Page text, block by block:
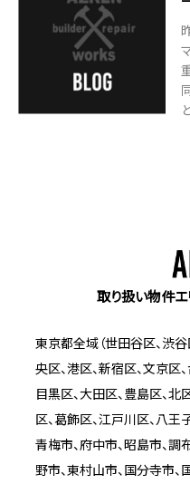
取り扱い物件エ
東京都全域（世田谷区、渋谷
央区、港区、新宿区、文京区
目黒区、大田区、豊島区、北
区、葛飾区、江戸川区、八王
青梅市、府中市、昭島市、調
野市、東村山市、国分寺市、